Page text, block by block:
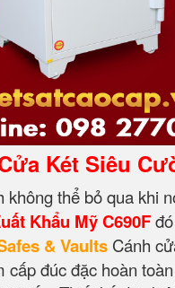
Két Siêu
không thể bỏ qua khi
Khẩu Mỹ C690F
& Vaults Cánh
cấp đúc đặc hoàn